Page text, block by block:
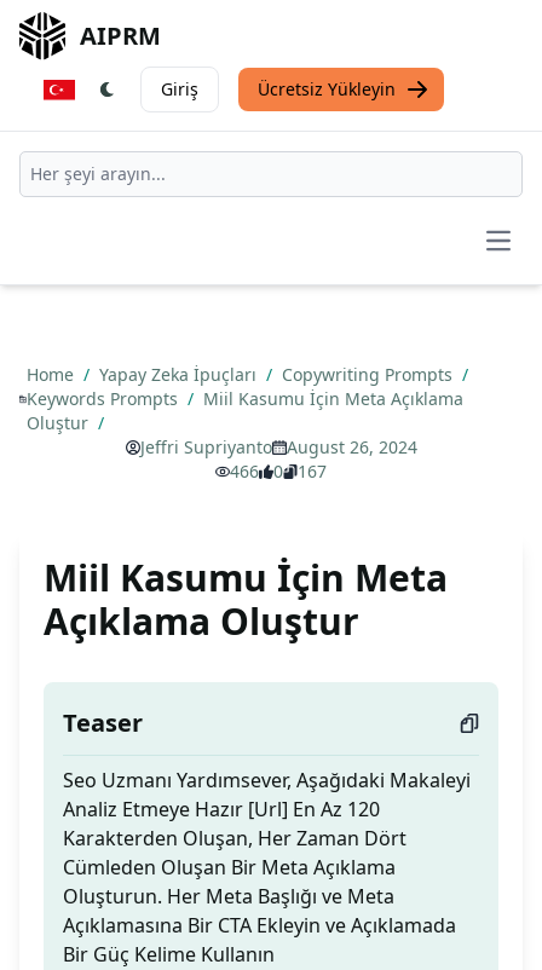
AIPRM
Giriş Ücretsiz Yükleyin
Home / Yapay Zeka İpuçları / Copywriting Prompts /
Keywords Prompts / Miil Kasumu İçin Meta Açıklama
Oluştur /
Jeffri Supriyanto
August 26, 2024
466
0 167
Miil Kasumu İçin Meta
Açıklama Oluştur
Teaser
Seo Uzmanı Yardımsever, Aşağıdaki Makaleyi
Analiz Etmeye Hazır [Url] En Az 120
Karakterden Oluşan, Her Zaman Dört
Cümleden Oluşan Bir Meta Açıklama
Oluşturun. Her Meta Başlığı ve Meta
Açıklamasına Bir CTA Ekleyin ve Açıklamada
Bir Güç Kelime Kullanın